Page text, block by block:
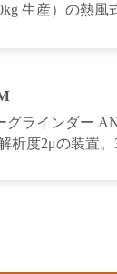
生産）の熱風
ラインダー
析度2μの装置